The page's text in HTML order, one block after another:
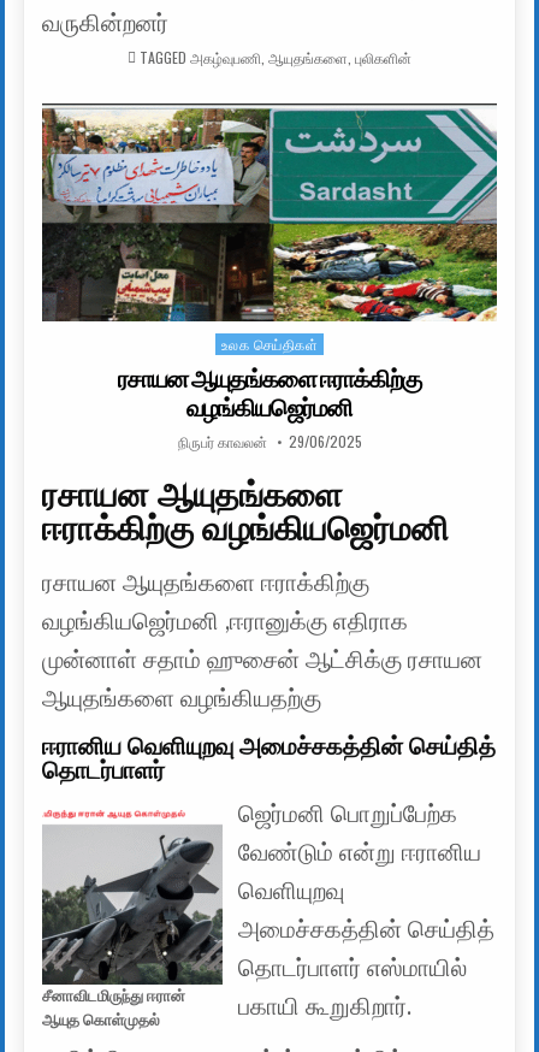
வருகின்றனர்
TAGGED அகழ்வுபணி ஆயுதங்களை புலிகளின்
Posted in
உலக செய்திகள்
ரசாயன ஆயுதங்களை ஈராக்கிற்கு
வழங்கியஜெர்மனி
AUTHOR:
நிருபர் காவலன் PUBLISHED DATE:
29/06/2025
ரசாயன ஆயுதங்களை
ஈராக்கிற்கு வழங்கியஜெர்மனி
ரசாயன ஆயுதங்களை ஈராக்கிற்கு
வழங்கியஜெர்மனி ,ஈரானுக்கு எதிராக
முன்னாள் சதாம் ஹுசைன் ஆட்சிக்கு ரசாயன
ஆயுதங்களை வழங்கியதற்கு
ஈரானிய வெளியுறவு அமைச்சகத்தின் செய்தித்
தொடர்பாளர்
சீனாவிடமிருந்து ஈரான்
ஆயுத கொள்முதல்
ஜெர்மனி பொறுப்பேற்க
வேண்டும் என்று ஈரானிய
வெளியுறவு
அமைச்சகத்தின் செய்தித்
தொடர்பாளர் எஸ்மாயில்
பகாயி கூறுகிறார்.